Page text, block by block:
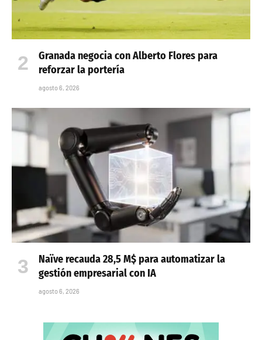
Granada negocia con Alberto Flores para
reforzar la portería
agosto 6, 2026
Naïve recauda 28,5 M$ para automatizar la
gestión empresarial con IA
agosto 6, 2026